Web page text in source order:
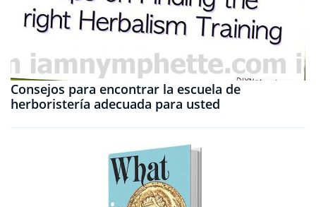
Consejos para encontrar la escuela de
herboristería adecuada para usted